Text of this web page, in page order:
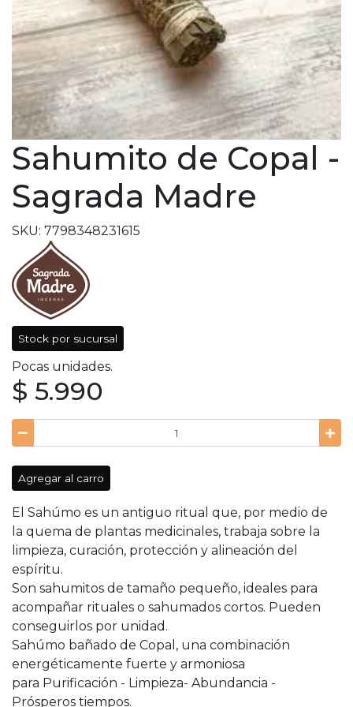
Sahumito de Copal -
Sagrada Madre
SKU: 7798348231615
Stock por sucursal
Pocas unidades.
$ 5.990
Agregar al carro
El Sahúmo es un antiguo ritual que, por medio de
la quema de plantas medicinales, trabaja sobre la
limpieza, curación, protección y alineación del
espíritu.
Son sahumitos de tamaño pequeño, ideales para
acompañar rituales o sahumados cortos. Pueden
conseguirlos por unidad.
Sahúmo bañado de Copal, una combinación
energéticamente fuerte y armoniosa
para Purificación - Limpieza- Abundancia -
Prósperos tiempos.